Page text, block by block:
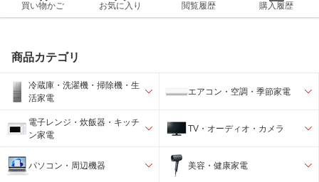
買い物かご お気に入り 閲覧履歴 購入履歴
商品カテゴリ
冷蔵庫・洗濯機・掃除機・生
活家電
エアコン・空調・季節家電
電子レンジ・炊飯器・キッチ
ン家電
TV・オーディオ・カメラ
パソコン・周辺機器 美容・健康家電